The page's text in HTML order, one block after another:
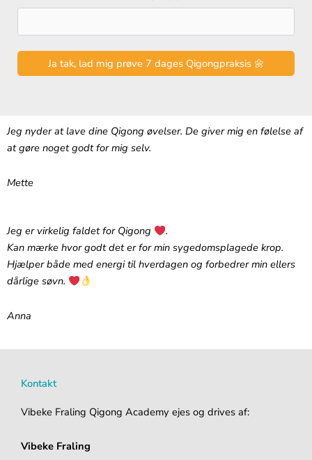
Jeg nyder at lave dine Qigong øvelser. De giver mig en følelse af
at gøre noget godt for mig selv.
Mette
Jeg er virkelig faldet for Qigong
.‬
‪Kan mærke hvor godt det er for min sygedomsplagede krop.
Hjælper både med energi til hverdagen og forbedrer min ellers
dårlige søvn.
Anna
Kontakt
Vibeke Fraling Qigong Academy ejes og drives af:
Vibeke Fraling